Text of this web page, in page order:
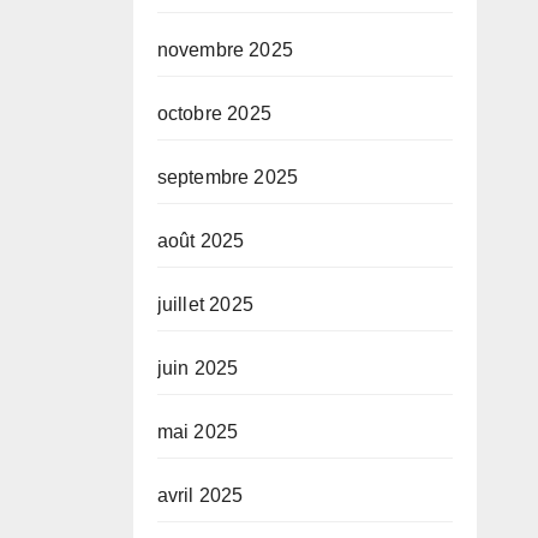
novembre 2025
octobre 2025
septembre 2025
août 2025
juillet 2025
juin 2025
mai 2025
avril 2025